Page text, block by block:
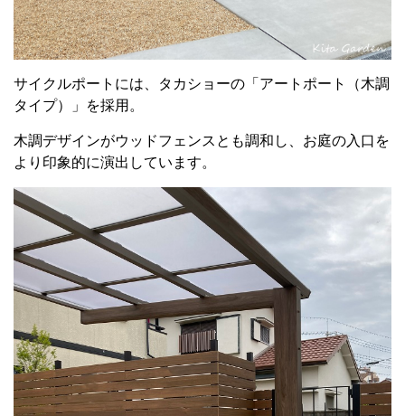
サイクルポートには、タカショーの「アートポート（木調
タイプ）」を採用。
木調デザインがウッドフェンスとも調和し、お庭の入口を
より印象的に演出しています。